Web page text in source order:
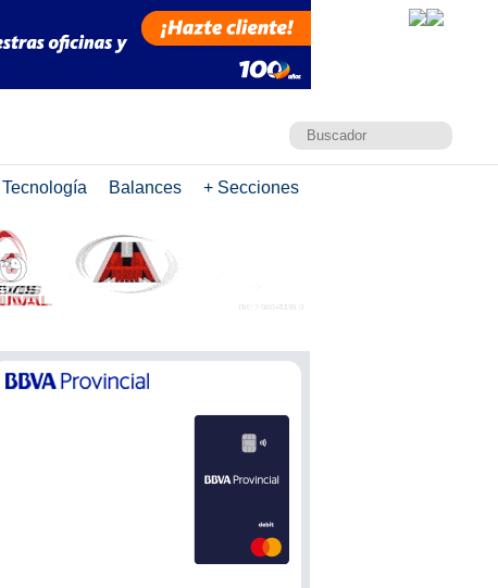
Tecnología Balances + Secciones